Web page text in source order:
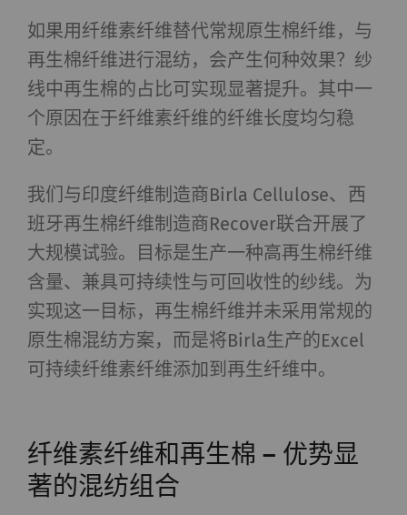
如果用纤维素纤维替代常规原生棉纤维，与
再生棉纤维进行混纺，会产生何种效果？纱
线中再生棉的占比可实现显著提升。其中一
个原因在于纤维素纤维的纤维长度均匀稳
定。
我们与印度纤维制造商Birla Cellulose、西
班牙再生棉纤维制造商Recover联合开展了
大规模试验。目标是生产一种高再生棉纤维
含量、兼具可持续性与可回收性的纱线。为
实现这一目标，再生棉纤维并未采用常规的
原生棉混纺方案，而是将Birla生产的Excel
可持续纤维素纤维添加到再生纤维中。
纤维素纤维和再生棉 – 优势显
著的混纺组合